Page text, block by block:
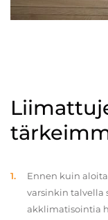
Ennen kuin
varsinkin talvella
akklimatisointia